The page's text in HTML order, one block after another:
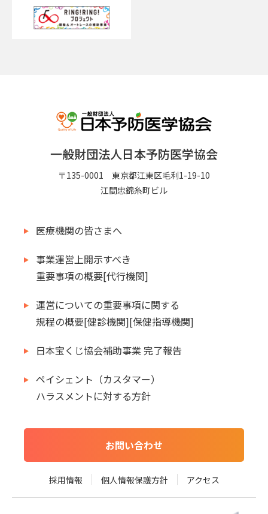
一般財団法人日本予防医学協会
〒135-0001 東京都江東区毛利1-19-10
江間忠錦糸町ビル
医療機関の皆さまへ
事業運営上開示すべき
重要事項の概要[代行機関]
運営についての重要事項に関する
規程の概要[健診機関][保健指導機関]
日本宝くじ協会補助事業 完了報告
ペイシェント（カスタマー）
ハラスメントに対する方針
お問い合わせ
採用情報 個人情報保護方針 アクセス